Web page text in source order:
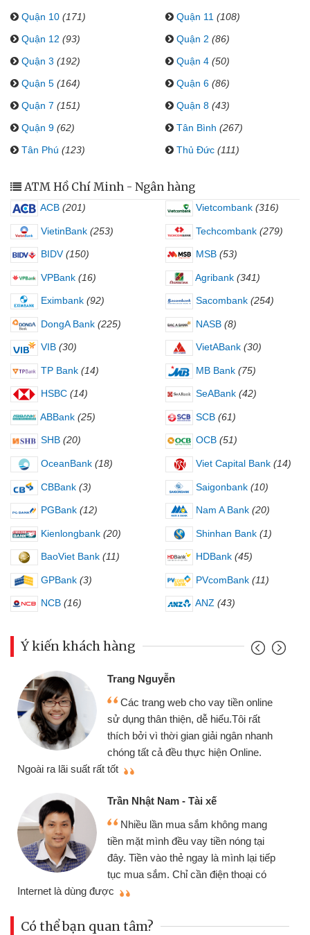
Quận 10 (171) Quận 11 (108)
Quận 12 (93) Quận 2 (86)
Quận 3 (192) Quận 4 (50)
Quận 5 (164) Quận 6 (86)
Quận 7 (151) Quận 8 (43)
Quận 9 (62) Tân Bình (267)
Tân Phú (123) Thủ Đức (111)
ATM Hồ Chí Minh - Ngân hàng
ACB (201) Vietcombank (316)
VietinBank (253) Techcombank (279)
BIDV (150) MSB (53)
VPBank (16) Agribank (341)
Eximbank (92) Sacombank (254)
DongA Bank (225) NASB (8)
VIB (30) VietABank (30)
TP Bank (14) MB Bank (75)
HSBC (14) SeABank (42)
ABBank (25) SCB (61)
SHB (20) OCB (51)
OceanBank (18) Viet Capital Bank (14)
CBBank (3) Saigonbank (10)
PGBank (12) Nam A Bank (20)
Kienlongbank (20) Shinhan Bank (1)
BaoViet Bank (11) HDBank (45)
GPBank (3) PVcomBank (11)
NCB (16) ANZ (43)
Ý kiến khách hàng
vay tiền online
hiểu.Tôi rất
ngân nhanh
hiện Online.
không mang
tiền nóng tại
là mình lại tiếp
điện thoại có
Mình cần tiền gấp nên
chiếc xe wave nhưng
gói vay tiền bằng CMND
cần gặp mặt nên rất tiện
thiệu cho bạn bè biết
Cấn Văn Lực - Tạp hóa
nhiều lúc cần vốn nhập
đến website qua bạn bè
đã giải quyết được công
Có thể bạn quan tâm?